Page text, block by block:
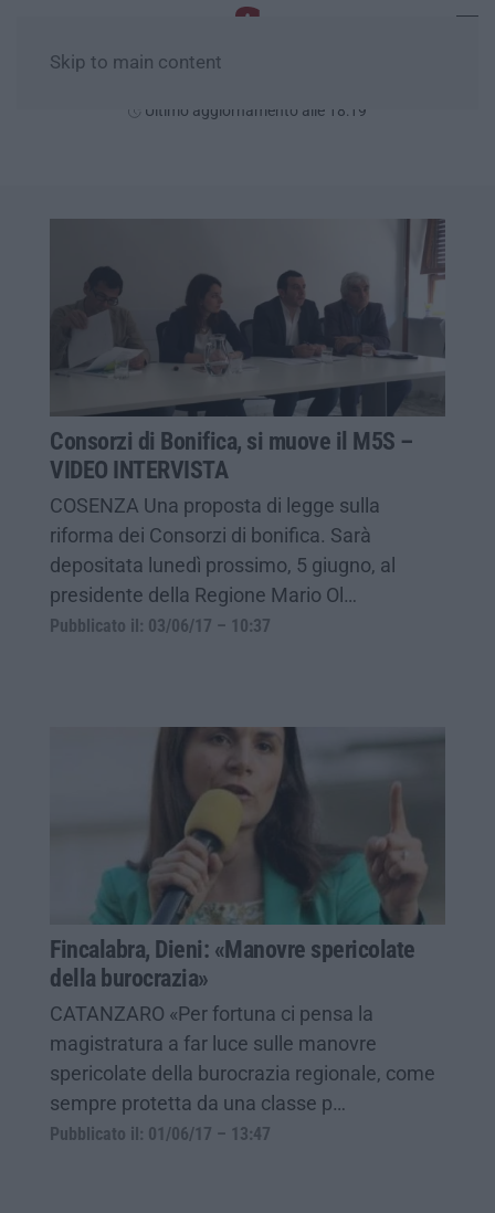
Skip to main content
Ultimo aggiornamento alle 18:19
Consorzi di Bonifica, si muove il M5S –
VIDEO INTERVISTA
COSENZA Una proposta di legge sulla
riforma dei Consorzi di bonifica. Sarà
depositata lunedì prossimo, 5 giugno, al
presidente della Regione Mario Ol…
Pubblicato il: 03/06/17 – 10:37
Fincalabra, Dieni: «Manovre spericolate
della burocrazia»
CATANZARO «Per fortuna ci pensa la
magistratura a far luce sulle manovre
spericolate della burocrazia regionale, come
sempre protetta da una classe p…
Pubblicato il: 01/06/17 – 13:47